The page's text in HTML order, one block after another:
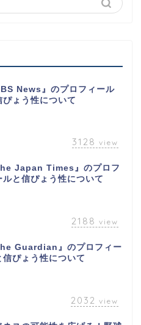
News』のプロフィール
ぴょう性について
3128 view
Japan Times』のプロフ
ルと信ぴょう性について
2188 view
Guardian』のプロフィー
信ぴょう性について
2032 view